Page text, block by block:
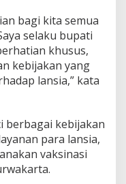
bagi kita semua
selaku bupati
khusus,
kebijakan yang
lansia,” kata
berbagai kebijakan
para lansia,
vaksinasi